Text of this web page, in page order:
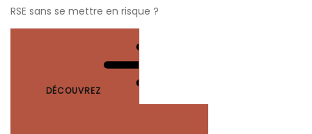
RSE sans se mettre en risque ?
DÉCOUVREZ